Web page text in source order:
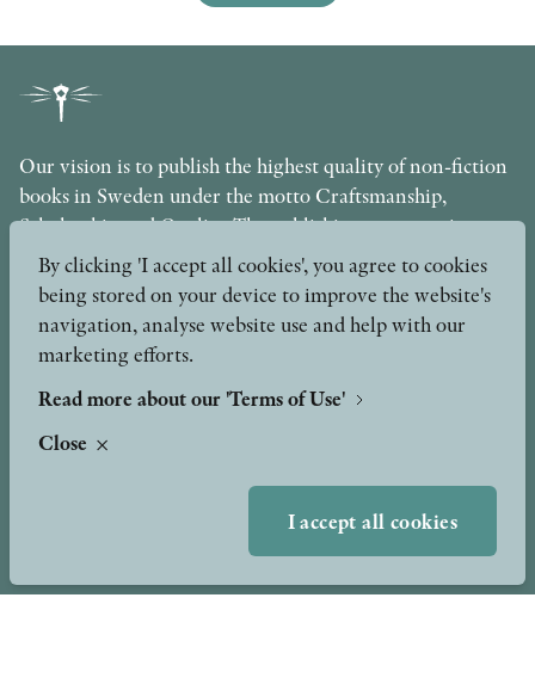
Our vision is to publish the highest quality of non-fiction
books in Sweden under the motto Craftsmanship,
Scholarship and Quality. The publishing company is part
of the Axel and Margaret Ax:son Johnson Foundation for
Public Benefit.
info@stolpepublishing.se
About
By clicking 'I accept all cookies', you agree to cookies
being stored on your device to improve the website's
navigation, analyse website use and help with our
marketing efforts.
Read more about our 'Terms of Use'
Close
I accept all cookies